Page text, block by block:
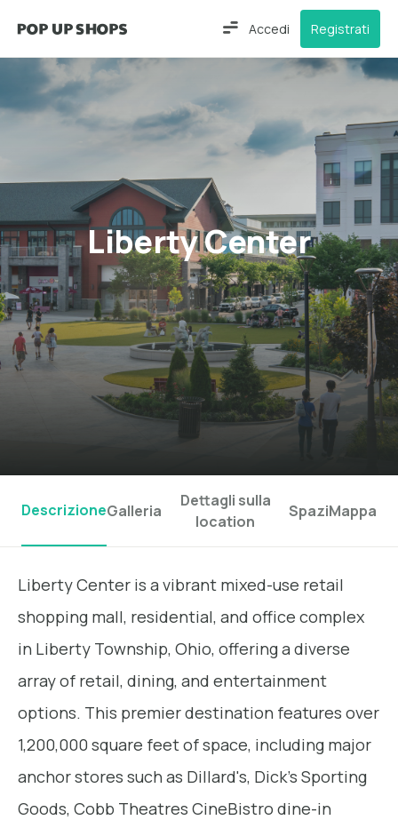
Accedi Registrati
Liberty Center
DescrizioneGalleria
Dettagli sulla
location
SpaziMappa
Liberty Center is a vibrant mixed-use retail
shopping mall, residential, and office complex
in Liberty Township, Ohio, offering a diverse
array of retail, dining, and entertainment
options. This premier destination features over
1,200,000 square feet of space, including major
anchor stores such as Dillard's, Dick's Sporting
Goods, Cobb Theatres CineBistro dine-in